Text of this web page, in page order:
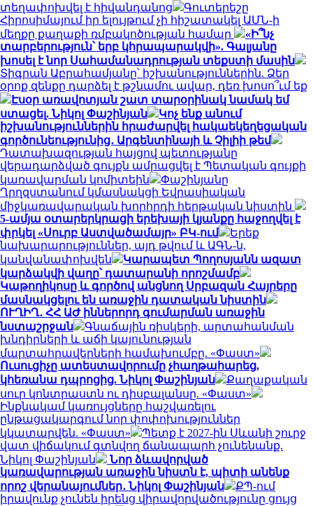
տեղափոխվել է հիվանդանոց
Գուտերեշը
Հիրոսիմայում իր ելույթում չի հիշատակել ԱՄՆ-ի
մեղքը քաղաքի ռմբակոծության համար
«Ի՞նչ
տարբերություն՝ երբ կհրապարակվի». Գալյանը
խոսել է նոր Սահամանադրության տեքստի մասին
Տիգրան Աբրահամյանը՝ իշխանություններին. Ձեր
օրոք զենքը դարձել է թշնամու ավար, դեռ խոսո՞ւմ եք
Էսօր առավոտյան շատ տարօրինակ նամակ եմ
ստացել. Նիկոլ Փաշինյան
Կոչ ենք անում
իշխանություններին հրաժարվել հակաեկեղեցական
գործունեությունից․ Արգենտինայի և Չիլիի թեմ
Դատախազության հայցով պետությանը
վերադարձված գույքն ամրացվել է Պետական գույքի
կառավարման կոմիտեին
Փաշինյանը
Ղրղզստանում կմասնակցի Եվրասիական
միջկառավարական խորհրդի հերթական նիստին
5-ամյա օտարերկրացի երեխայի կյանքը հաջողվել է
փրկել «Սուրբ Աստվածամայր» ԲԿ-ում
Երեք
նախարարություններ, այդ թվում և ԱԳՆ-ն,
կանվանափոխվեն
Կարապետ Պողոսյանն ազատ
կարձակվի վաղը՝ դատարանի որոշմամբ
Կաթողիկոսը և գործով անցնող Սրբազան Հայրերը
մասնակցելու են առաջին դատական նիստին
ՈՒՂԻՂ․ ՀՀ ԱԺ իններորդ գումարման առաջին
նստաշրջան
Գնաճային ռիսկերի, արտահանման
խնդիրների և աճի կայունության
մարտահրավերների համախումբը. «Փաստ»
Ուսուցիչը ատեստավորումը չհաղթահարեց,
կհեռանա դպրոցից. Նիկոլ Փաշինյան
Քաղաքական
սուր կոնտրաստն ու դիսբալանսը. «Փաստ»
Ինքնակամ կառույցները հաշվառելու
ընթացակարգում նոր փոփոխություններ
կկատարվեն. «Փաստ»
Պետք է 2027-ին Սևանի շուրջ
վատ վիճակում գտնվող ճանապարհ չունենանք.
Նիկոլ Փաշինյան
Նոր ձևավորված
կառավարության առաջին նիստն է, պիտի անենք
որոշ վերանայումներ․ Նիկոլ Փաշինյան
ՔՊ-ում
իրավունք չունեն իրենց վիրավորվածությունը ցույց